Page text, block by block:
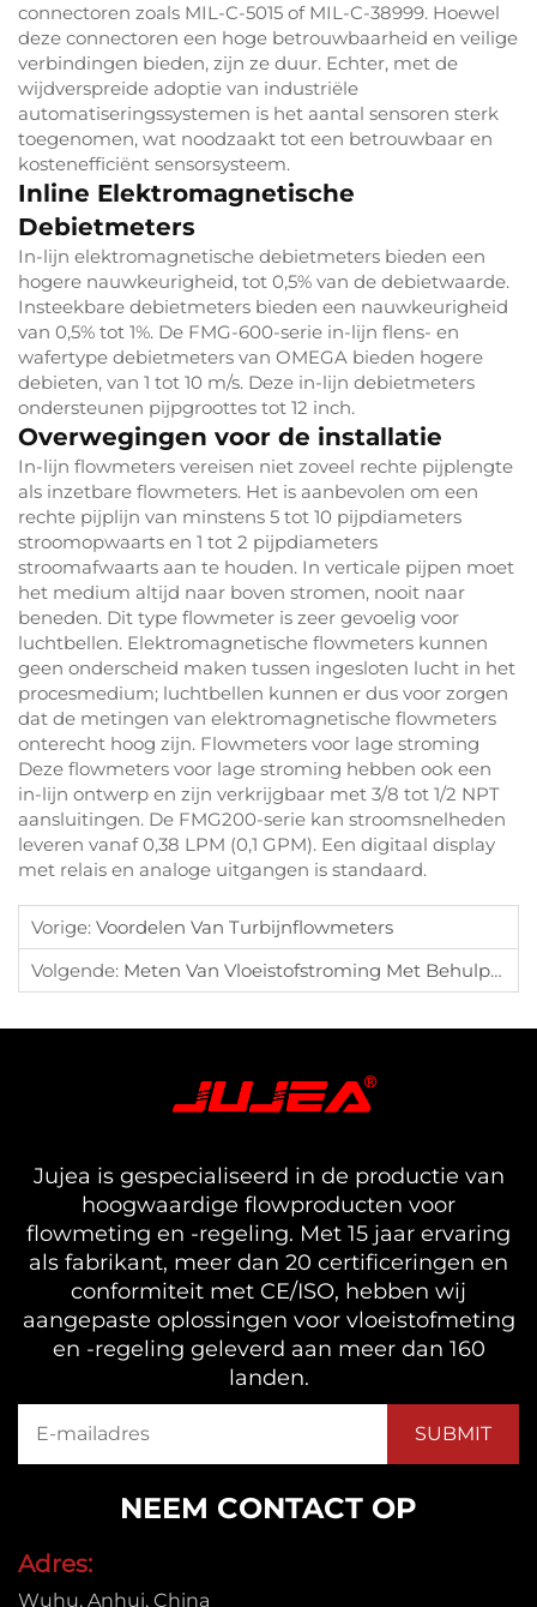
connectoren zoals MIL-C-5015 of MIL-C-38999. Hoewel
deze connectoren een hoge betrouwbaarheid en veilige
verbindingen bieden, zijn ze duur. Echter, met de
wijdverspreide adoptie van industriële
automatiseringssystemen is het aantal sensoren sterk
toegenomen, wat noodzaakt tot een betrouwbaar en
kostenefficiënt sensorsysteem.
Inline Elektromagnetische
Debietmeters
In-lijn elektromagnetische debietmeters bieden een
hogere nauwkeurigheid, tot 0,5% van de debietwaarde.
Insteekbare debietmeters bieden een nauwkeurigheid
van 0,5% tot 1%. De FMG-600-serie in-lijn flens- en
wafertype debietmeters van OMEGA bieden hogere
debieten, van 1 tot 10 m/s. Deze in-lijn debietmeters
ondersteunen pijpgroottes tot 12 inch.
Overwegingen voor de installatie
In-lijn flowmeters vereisen niet zoveel rechte pijplengte
als inzetbare flowmeters. Het is aanbevolen om een
rechte pijplijn van minstens 5 tot 10 pijpdiameters
stroomopwaarts en 1 tot 2 pijpdiameters
stroomafwaarts aan te houden. In verticale pijpen moet
het medium altijd naar boven stromen, nooit naar
beneden. Dit type flowmeter is zeer gevoelig voor
luchtbellen. Elektromagnetische flowmeters kunnen
geen onderscheid maken tussen ingesloten lucht in het
procesmedium; luchtbellen kunnen er dus voor zorgen
dat de metingen van elektromagnetische flowmeters
onterecht hoog zijn. Flowmeters voor lage stroming
Deze flowmeters voor lage stroming hebben ook een
in-lijn ontwerp en zijn verkrijgbaar met 3/8 tot 1/2 NPT
aansluitingen. De FMG200-serie kan stroomsnelheden
leveren vanaf 0,38 LPM (0,1 GPM). Een digitaal display
met relais en analoge uitgangen is standaard.
Vorige: Voordelen Van Turbijnflowmeters
Volgende: Meten Van Vloeistofstroming Met Behulp Van Druktransducers
Jujea is gespecialiseerd in de productie van
hoogwaardige flowproducten voor
flowmeting en -regeling. Met 15 jaar ervaring
als fabrikant, meer dan 20 certificeringen en
conformiteit met CE/ISO, hebben wij
aangepaste oplossingen voor vloeistofmeting
en -regeling geleverd aan meer dan 160
landen.
NEEM CONTACT OP
Adres:
Wuhu, Anhui, China